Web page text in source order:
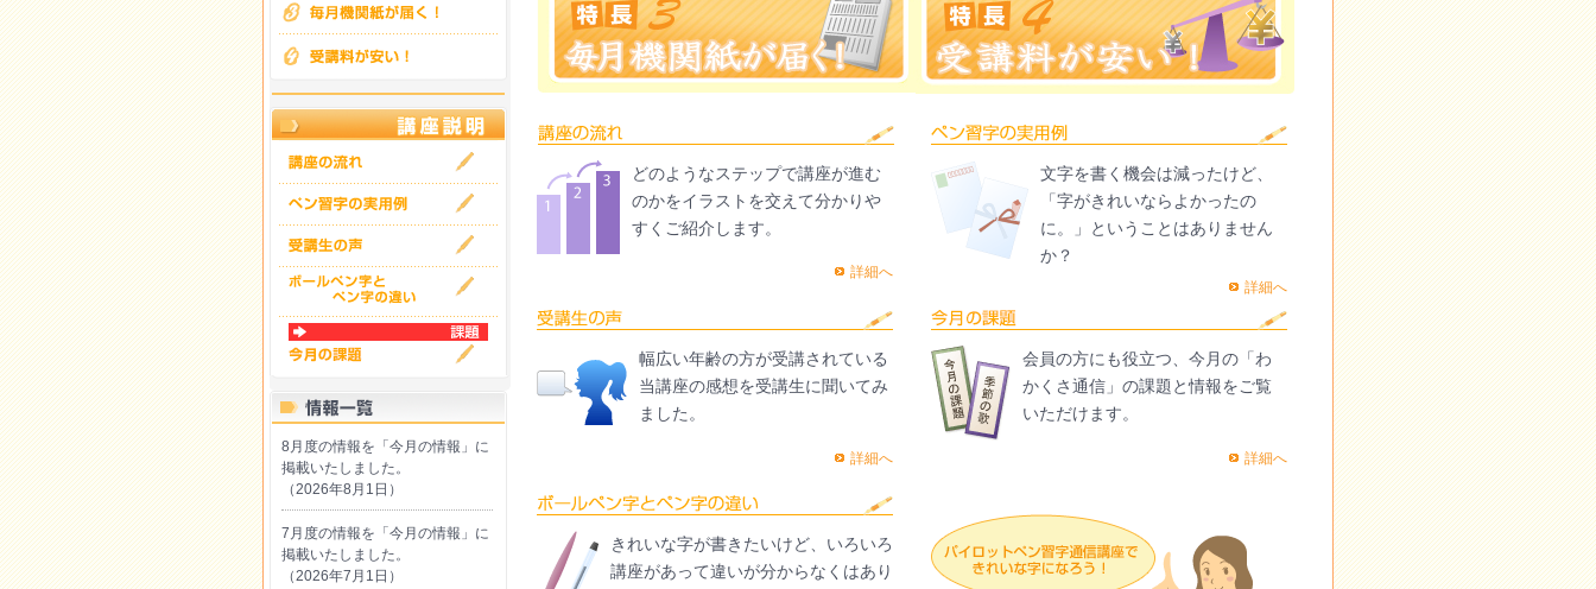
どのようなステップで講座が進む
のかをイラストを交えて分かりや
すくご紹介します。
詳細へ
文字を書く機会は減ったけど、
「字がきれいならよかったの
に。」ということはありません
か？
詳細へ
幅広い年齢の方が受講されている
当講座の感想を受講生に聞いてみ
ました。
詳細へ
会員の方にも役立つ、今月の「わ
かくさ通信」の課題と情報をご覧
いただけます。
詳細へ
きれいな字が書きたいけど、いろいろ
講座があって違いが分からなくはあり
8月度の情報を「今月の情報」に
掲載いたしました。
（2026年8月1日）
7月度の情報を「今月の情報」に
掲載いたしました。
（2026年7月1日）